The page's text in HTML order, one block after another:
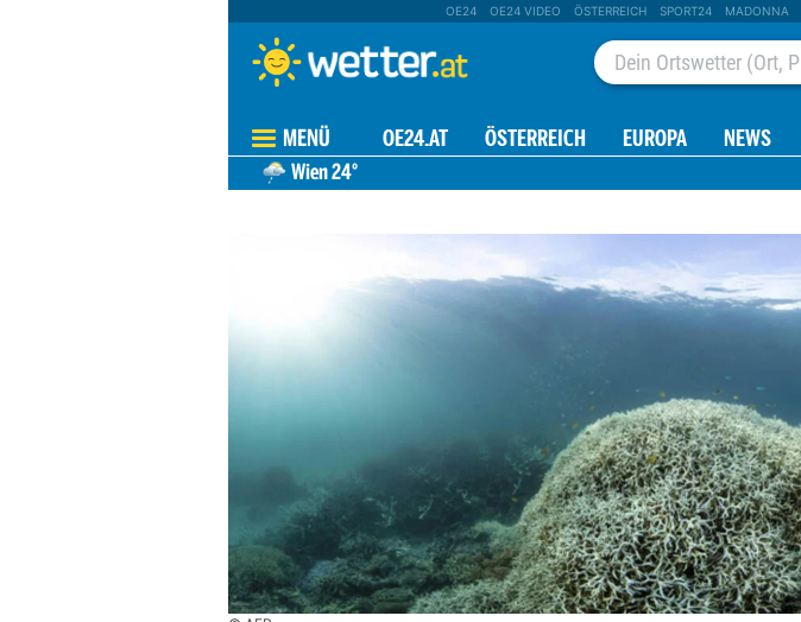
OE24 OE24 VIDEO ÖSTERREICH SPORT24 MADONNA
MENÜ OE24.AT ÖSTERREICH EUROPA NEWS
Wien24°